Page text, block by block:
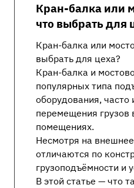
Кран-балка или
что выбрать для
Кран-балка или
выбрать для цеха?
Кран-балка и
популярных типа
оборудования, часто
перемещения грузов
помещениях.
Несмотря на
отличаются по
грузоподъёмности и
В этой статье — что